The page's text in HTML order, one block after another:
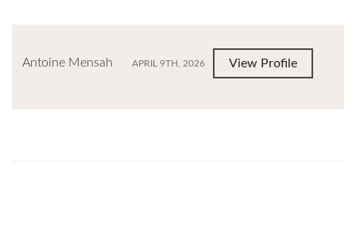
Antoine Mensah APRIL 9TH, 2026 View Profile